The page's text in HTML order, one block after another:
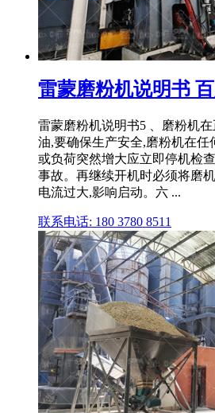
雷蒙磨粉机说明书
雷蒙磨粉机说明书5 、磨粉机
油,要确保生产安全,磨粉机在任
或负荷突然增大应立即停机检
事故。再继续开机时必须将磨
电流过大,影响启动。六 ...
联系电话: 180 3780 8511